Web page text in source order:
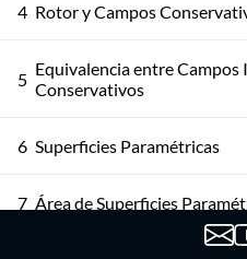
4 Rotor y Campos
5 Equivalencia entre
Conservativos
6 Superficies Paramétricas
7 Área de Superficies